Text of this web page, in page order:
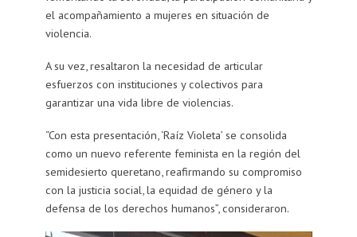
el acompañamiento a mujeres en situación de
violencia.
A su vez, resaltaron la necesidad de articular
esfuerzos con instituciones y colectivos para
garantizar una vida libre de violencias.
“Con esta presentación, ‘Raíz Violeta’ se consolida
como un nuevo referente feminista en la región del
semidesierto queretano, reafirmando su compromiso
con la justicia social, la equidad de género y la
defensa de los derechos humanos”, consideraron.